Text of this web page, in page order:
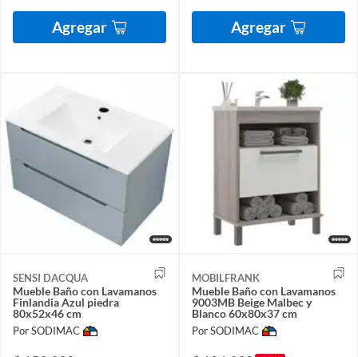
Agregar Agregar
SENSI DACQUA
Mueble Baño con Lavamanos
Finlandia Azul piedra
80x52x46 cm
Por SODIMAC
MOBILFRANK
Mueble Baño con Lavamanos
9003MB Beige Malbec y
Blanco 60x80x37 cm
Por SODIMAC